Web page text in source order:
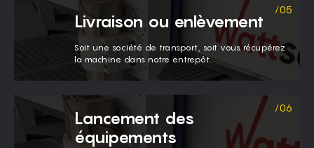
Livraison ou enlèvement
Soit une société de transport, soit vous récupérez
la machine dans notre entrepôt.
Lancement des
équipements